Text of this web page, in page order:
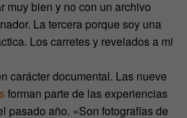
muy bien y no con un archivo
La tercera porque soy una
Los carretes y revelados a mi
carácter documental. Las nueve
forman parte de las experiencias
pasado año. «Son fotografías de